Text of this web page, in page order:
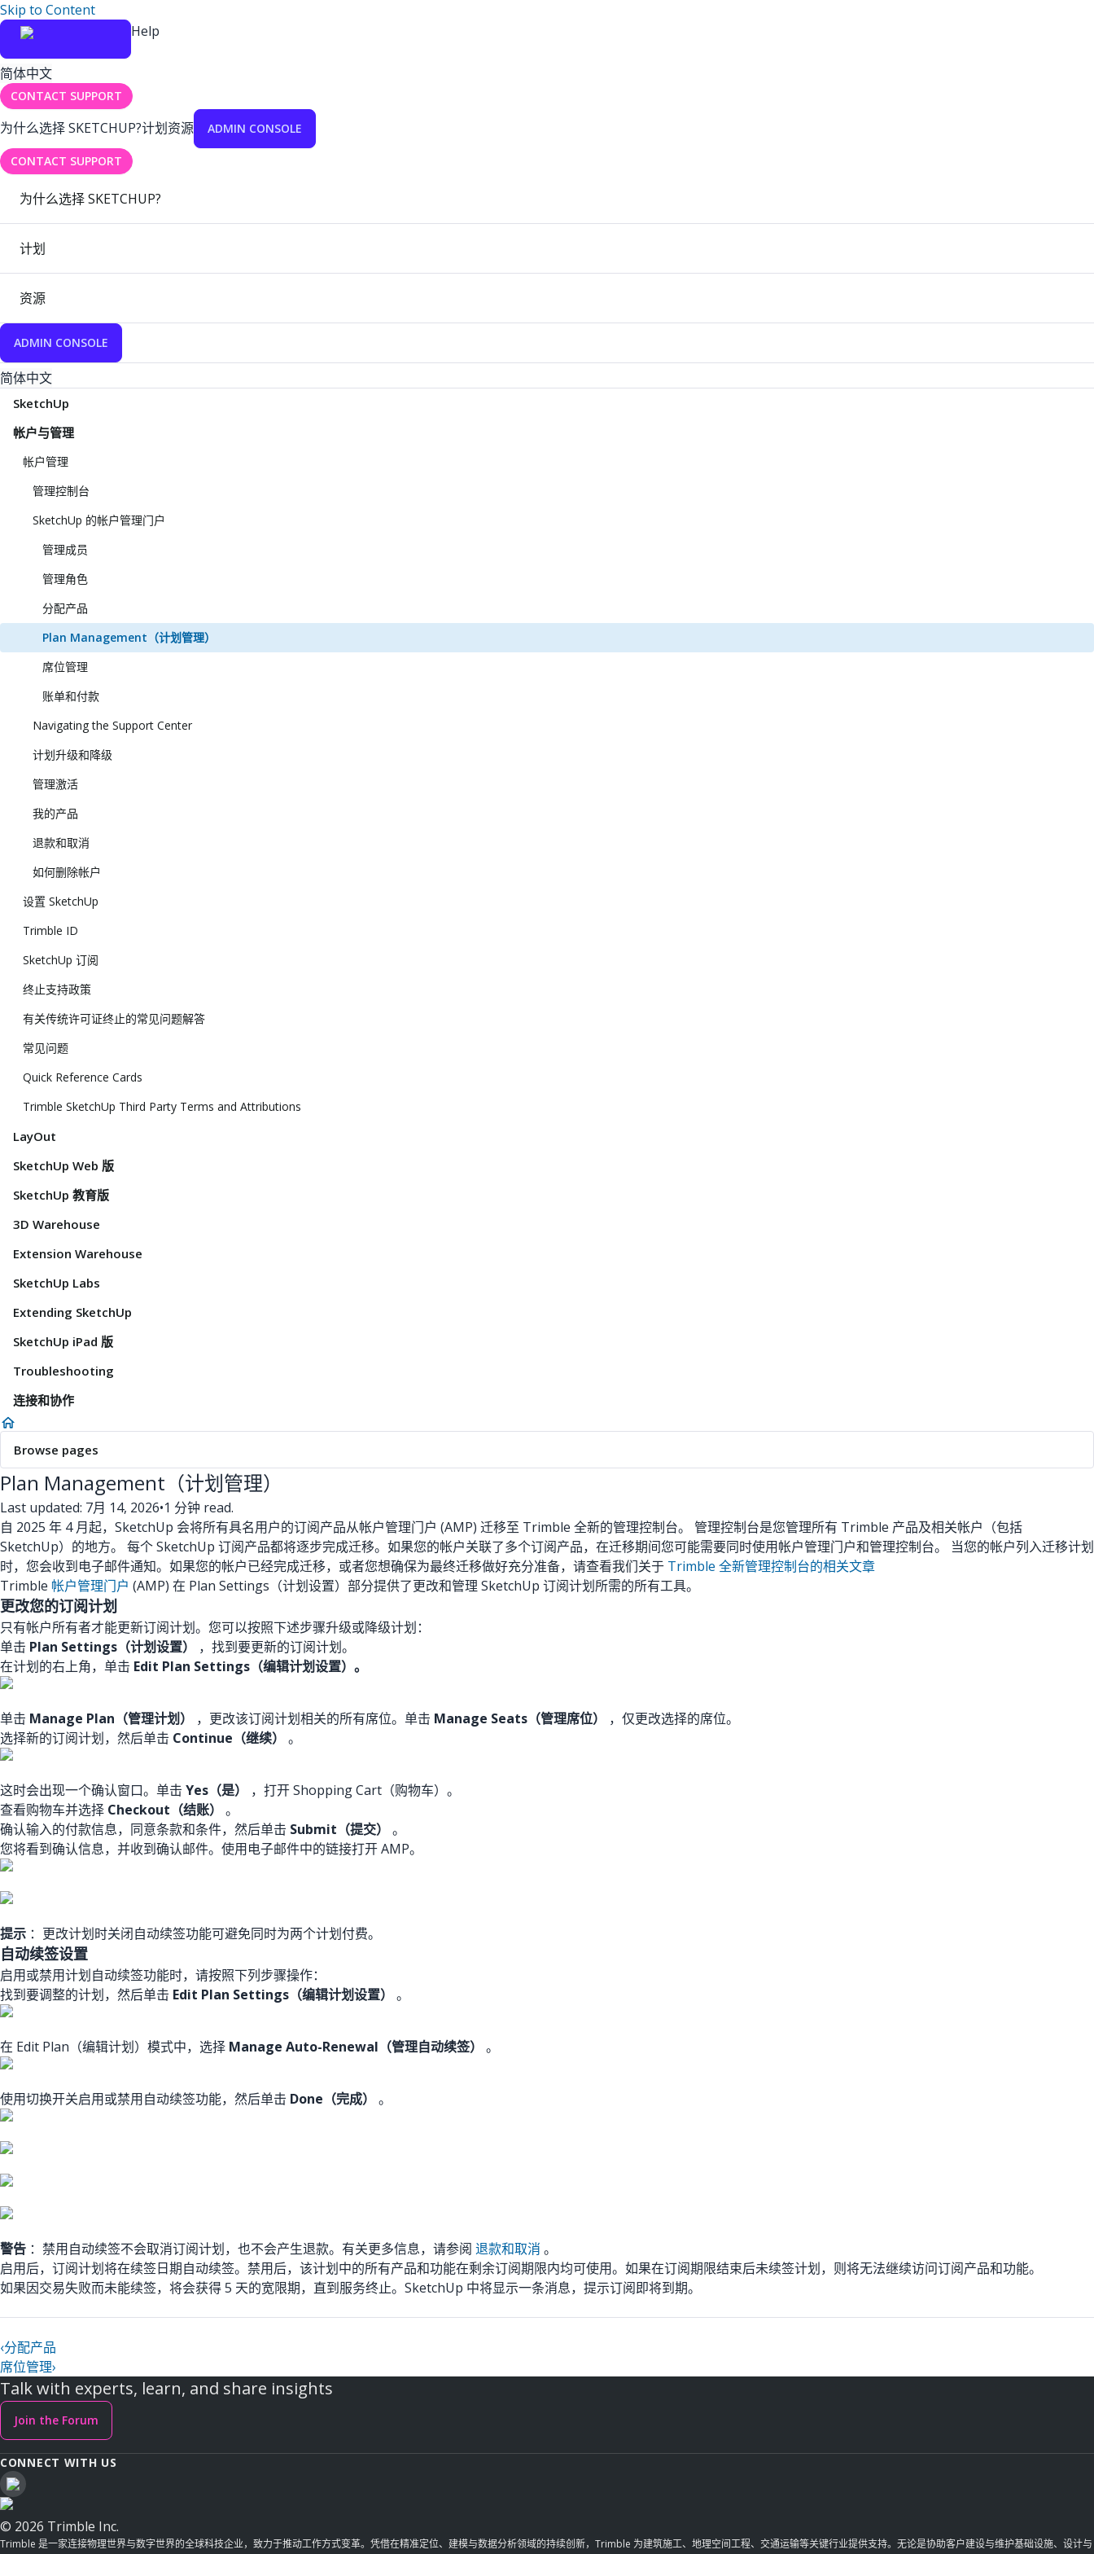
Skip to Content
Help
简体中文
CONTACT SUPPORT
为什么选择 SKETCHUP?计划资源 ADMIN CONSOLE
CONTACT SUPPORT
为什么选择 SKETCHUP?
计划
资源
ADMIN CONSOLE
简体中文
SketchUp
帐户与管理
帐户管理
管理控制台
SketchUp 的帐户管理门户
管理成员
管理角色
分配产品
Plan Management（计划管理）
席位管理
账单和付款
Navigating the Support Center
计划升级和降级
管理激活
我的产品
退款和取消
如何删除帐户
设置 SketchUp
Trimble ID
SketchUp 订阅
终止支持政策
有关传统许可证终止的常见问题解答
常见问题
Quick Reference Cards
Trimble SketchUp Third Party Terms and Attributions
LayOut
SketchUp Web 版
SketchUp 教育版
3D Warehouse
Extension Warehouse
SketchUp Labs
Extending SketchUp
SketchUp iPad 版
Troubleshooting
连接和协作
Browse pages
Plan Management（计划管理）
Last updated: 7月 14, 2026•1 分钟 read.
自 2025 年 4 月起，SketchUp 会将所有具名用户的订阅产品从帐户管理门户 (AMP) 迁移至 Trimble 全新的管理控制台。 管理控制台是您管理所有 Trimble 产品及相关帐户（包括
SketchUp）的地方。 每个 SketchUp 订阅产品都将逐步完成迁移。如果您的帐户关联了多个订阅产品，在迁移期间您可能需要同时使用帐户管理门户和管理控制台。 当您的帐户列入迁移计划
时，您会收到电子邮件通知。 如果您的帐户已经完成迁移，或者您想确保为最终迁移做好充分准备，请查看我们关于 Trimble 全新管理控制台的相关文章
Trimble 帐户管理门户 (AMP) 在 Plan Settings（计划设置）部分提供了更改和管理 SketchUp 订阅计划所需的所有工具。
更改您的订阅计划
只有帐户所有者才能更新订阅计划。您可以按照下述步骤升级或降级计划：
单击 Plan Settings（计划设置）
，找到要更新的订阅计划。
在计划的右上角，单击 Edit Plan Settings（编辑计划设置）。
单击 Manage Plan（管理计划） ，更改该订阅计划相关的所有席位。单击 Manage Seats（管理席位）
，仅更改选择的席位。
选择新的订阅计划，然后单击 Continue（继续） 。
这时会出现一个确认窗口。单击 Yes（是）
，打开 Shopping Cart（购物车）。
查看购物车并选择 Checkout（结账）
。
确认输入的付款信息，同意条款和条件，然后单击 Submit（提交）
。
您将看到确认信息，并收到确认邮件。使用电子邮件中的链接打开 AMP。
提示 ：更改计划时关闭自动续签功能可避免同时为两个计划付费。
自动续签设置
启用或禁用计划自动续签功能时，请按照下列步骤操作：
找到要调整的计划，然后单击 Edit Plan Settings（编辑计划设置） 。
在 Edit Plan（编辑计划）模式中，选择 Manage Auto-Renewal（管理自动续签） 。
使用切换开关启用或禁用自动续签功能，然后单击 Done（完成） 。
警告 ：禁用自动续签不会取消订阅计划，也不会产生退款。有关更多信息，请参阅 退款和取消 。
启用后，订阅计划将在续签日期自动续签。禁用后，该计划中的所有产品和功能在剩余订阅期限内均可使用。如果在订阅期限结束后未续签计划，则将无法继续访问订阅产品和功能。
如果因交易失败而未能续签，将会获得 5 天的宽限期，直到服务终止。SketchUp 中将显示一条消息，提示订阅即将到期。
‹分配产品
席位管理›
Talk with experts, learn, and share insights
Join the Forum
CONNECT WITH US
© 2026 Trimble Inc.
Trimble 是一家连接物理世界与数字世界的全球科技企业，致力于推动工作方式变革。凭借在精准定位、建模与数据分析领域的持续创新，Trimble 为建筑施工、地理空间工程、交通运输等关键行业提供支持。无论是协助客户建设与维护基础设施、设计与